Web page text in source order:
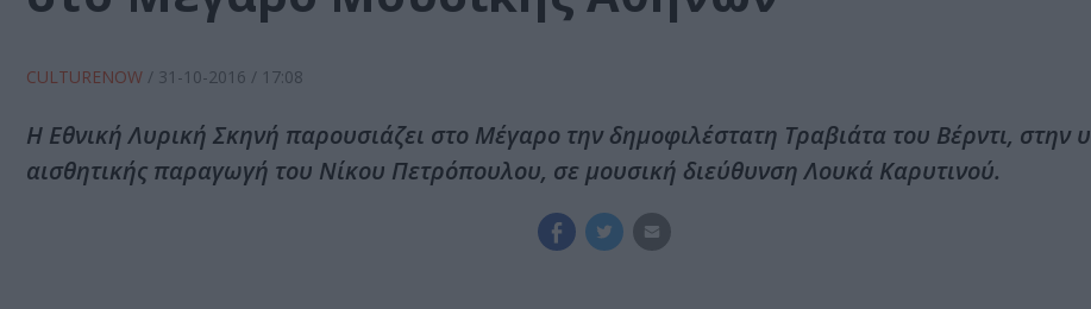
CULTURENOW / 31-10-2016 / 17:08
Η Εθνική Λυρική Σκηνή παρουσιάζει στο Μέγαρο την δημοφιλέστατη Τραβιάτα του Βέρντι, στην
αισθητικής παραγωγή του Νίκου Πετρόπουλου, σε μουσική διεύθυνση Λουκά Καρυτινού.